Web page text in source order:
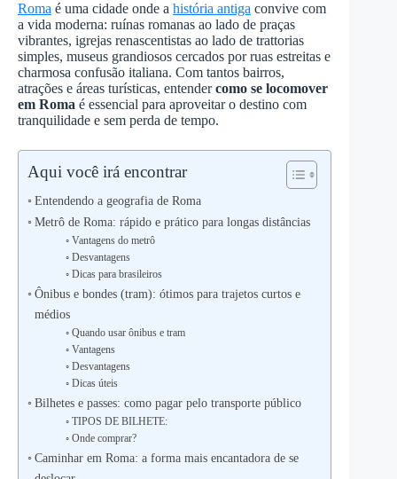
Roma é uma cidade onde a história antiga convive com
a vida moderna: ruínas romanas ao lado de praças
vibrantes, igrejas renascentistas ao lado de trattorias
simples, museus grandiosos cercados por ruas estreitas e
charmosa confusão italiana. Com tantos bairros,
atrações e áreas turísticas, entendercomo se locomover
em Roma é essencial para aproveitar o destino com
tranquilidade e sem perda de tempo.
Aqui você irá encontrar
Entendendo a geografia de Roma
Metrô de Roma: rápido e prático para longas distâncias
Vantagens do metrô
Desvantagens
Dicas para brasileiros
Ônibus e bondes (tram): ótimos para trajetos curtos e
médios
Quando usar ônibus e tram
Vantagens
Desvantagens
Dicas úteis
Bilhetes e passes: como pagar pelo transporte público
TIPOS DE BILHETE:
Onde comprar?
Caminhar em Roma: a forma mais encantadora de se